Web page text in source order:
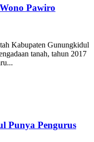
Pawiro
Kabupaten Gunungkidul
tanah, tahun 2017
Punya Pengurus